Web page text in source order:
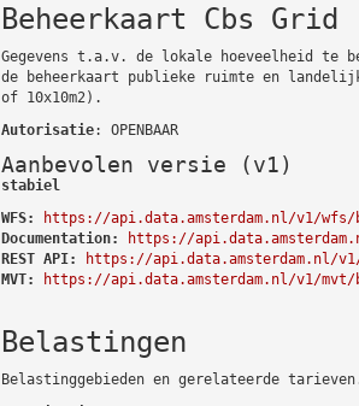
Beheerkaart Cbs Grid
Gegevens t.a.v. de lokale hoeveelheid te
de beheerkaart publieke ruimte en landelijk
of 10x10m2).
Autorisatie: OPENBAAR
Aanbevolen versie (v1)
stabiel
WFS:
https://api.data.amsterdam.nl/v1/wfs/
Documentation:
https://
REST API:
https://api.data.amsterdam.nl/
MVT:
https://api.data.amsterdam.nl/v1/mvt/
Belastingen
Belastinggebieden en gerelateerde